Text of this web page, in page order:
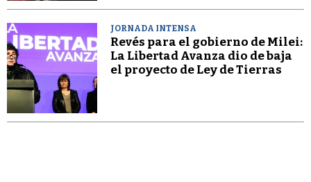
JORNADA INTENSA
Revés para el gobierno de Milei:
La Libertad Avanza dio de baja
el proyecto de Ley de Tierras